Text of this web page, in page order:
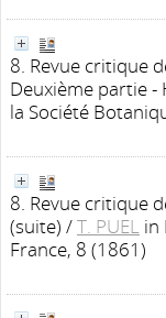
8. Revue critique
Deuxième partie
la Société
8. Revue critique
(suite) /T. PUEL in
France, 8 (1861)